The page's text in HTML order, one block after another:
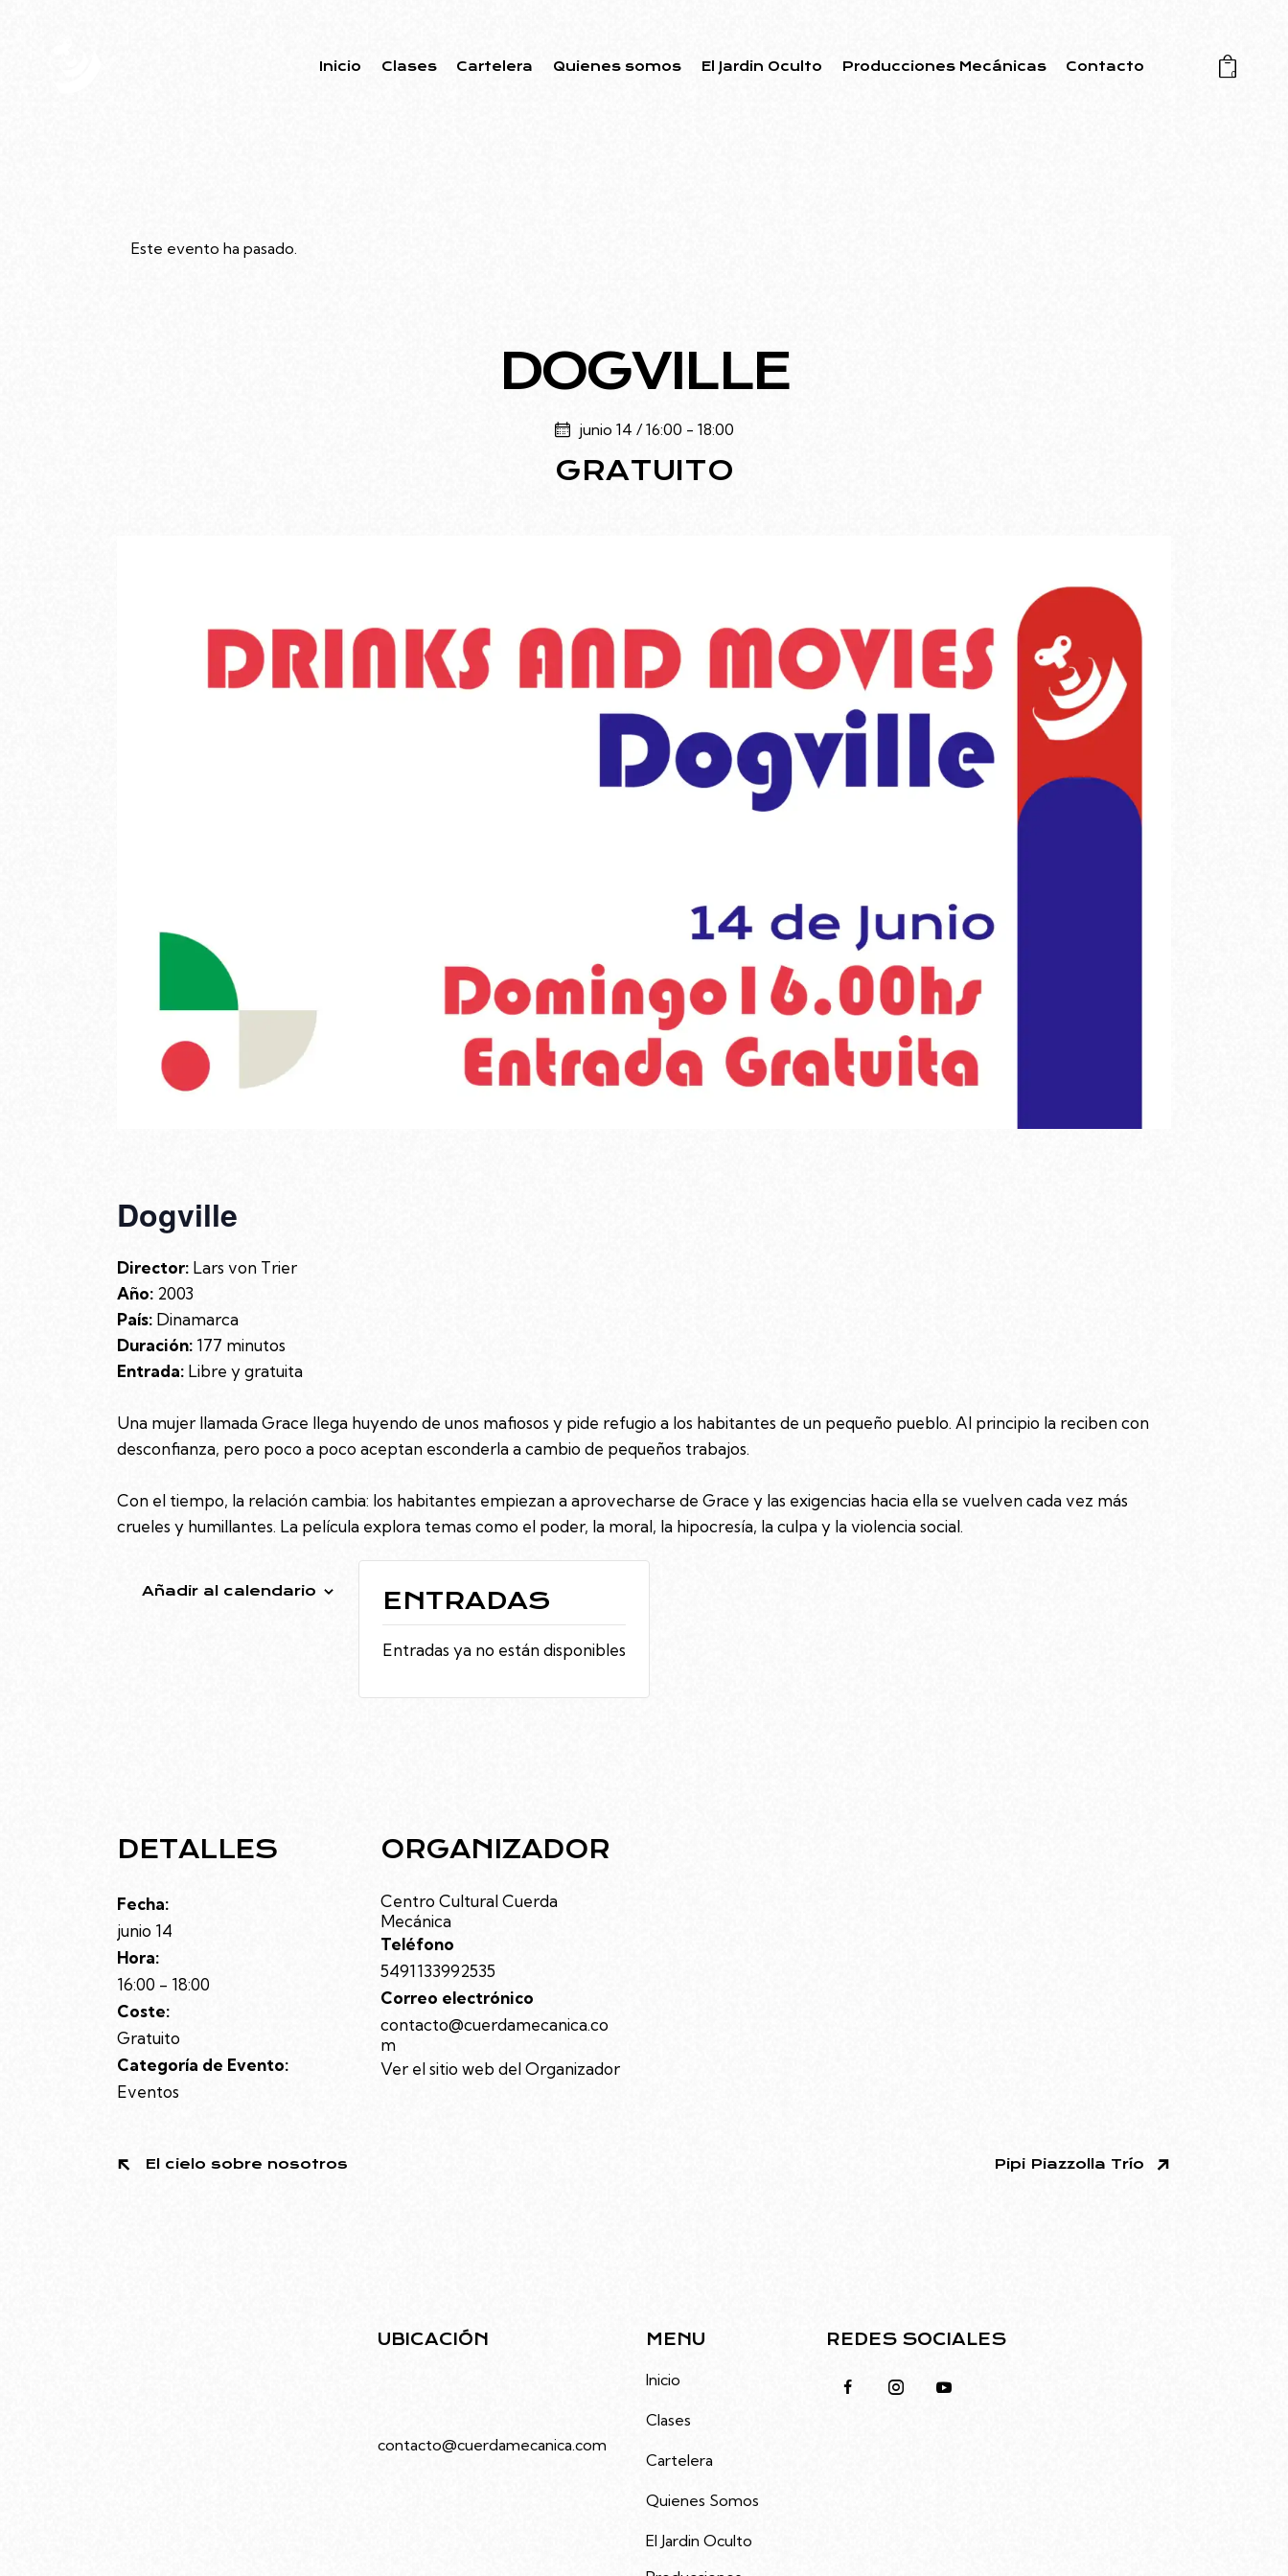
Inicio Clases Cartelera Quienes somos El Jardin Oculto Producciones Mecánicas Contacto
0
Este evento ha pasado.
DOGVILLE
junio 14 / 16:00 - 18:00
GRATUITO
Dogville
Director: Lars von Trier
Año: 2003
País: Dinamarca
Duración: 177 minutos
Entrada: Libre y gratuita
Una mujer llamada Grace llega huyendo de unos mafiosos y pide refugio a los habitantes de un pequeño pueblo. Al principio la reciben con
desconfianza, pero poco a poco aceptan esconderla a cambio de pequeños trabajos.
Con el tiempo, la relación cambia: los habitantes empiezan a aprovecharse de Grace y las exigencias hacia ella se vuelven cada vez más
crueles y humillantes. La película explora temas como el poder, la moral, la hipocresía, la culpa y la violencia social.
Añadir al calendario
DETALLES
Fecha:
junio 14
Hora:
16:00 - 18:00
Coste:
Gratuito
Categoría de Evento:
Eventos
ORGANIZADOR
Centro Cultural Cuerda
Mecánica
Teléfono
5491133992535
Correo electrónico
contacto@cuerdamecanica.co
m
Ver el sitio web del Organizador
ENTRADAS
Entradas ya no están disponibles
El cielo sobre nosotros Pipi Piazzolla Trío
UBICACIÓN
contacto@cuerdamecanica.com
MENU
Inicio
Clases
Cartelera
Quienes Somos
El Jardin Oculto
REDES SOCIALES